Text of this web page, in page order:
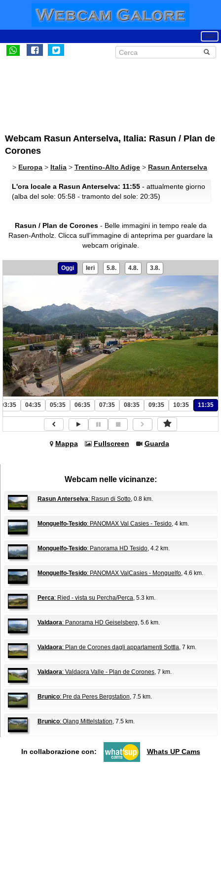
Webcam Rasun Anterselva, Italia: Rasun / Plan de
Corones
> Europa > Italia > Trentino-Alto Adige > Rasun Anterselva
L'ora locale a Rasun Anterselva: 11:55 - attualmente giorno
(alba del sole: 05:58 - tramonto del sole: 20:35)
Rasun / Plan de Corones- Belle immagini in tempo reale da
Rasen-Antholz. Clicca sull'immagine di anteprima per guardare la
webcam originale.
Oggi Ieri 5.8. 4.8. 3.8.
03:35 04:35 05:35 06:35 07:35 08:35 09:35 10:35 11:35
Mappa Fullscreen Guarda
Webcam nelle vicinanze:
Rasun Anterselva: Rasun di Sotto, 0.8 km.
Monguelfo-Tesido: PANOMAX Val Casies - Tesido, 4 km.
Monguelfo-Tesido: Panorama HD Tesido, 4.2 km.
Monguelfo-Tesido: PANOMAX ValCasies - Monguelfo, 4.6 km.
Perca: Ried - vista su Percha/Perca, 5.3 km.
Valdaora: Panorama HD Geiselsberg, 5.6 km.
Valdaora: Plan de Corones dagli appartamenti Sottla, 7 km.
Valdaora: Valdaora Valle - Plan de Corones, 7 km.
Brunico: Pre da Peres Bergstation, 7.5 km.
Brunico: Olang Mittelstation, 7.5 km.
In collaborazione con: Whats UP Cams